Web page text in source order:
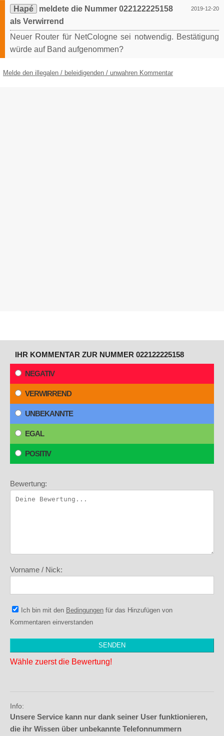
2019-12-20
Hapé
meldete die Nummer 022122225158
als Verwirrend
Neuer Router für NetCologne sei notwendig. Bestätigung
würde auf Band aufgenommen?
Melde den illegalen / beleidigenden / unwahren Kommentar
IHR KOMMENTAR ZUR NUMMER 022122225158
NEGATIV
VERWIRREND
UNBEKANNTE
EGAL
POSITIV
Bewertung:
Vorname / Nick:
Ich bin mit den Bedingungen für das Hinzufügen von
Kommentaren einverstanden
Wähle zuerst die Bewertung!
Info:
Unsere Service kann nur dank seiner User funktionieren,
die ihr Wissen über unbekannte Telefonnummern